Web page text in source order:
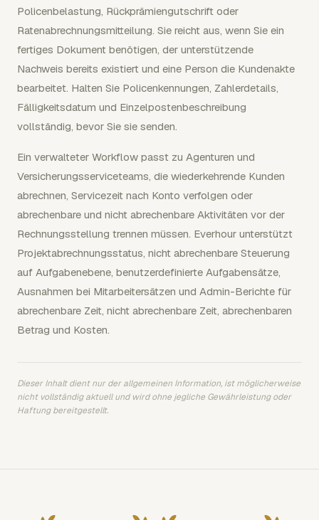
Policenbelastung, Rückprämiengutschrift oder
Ratenabrechnungsmitteilung. Sie reicht aus, wenn Sie ein
fertiges Dokument benötigen, der unterstützende
Nachweis bereits existiert und eine Person die Kundenakte
bearbeitet. Halten Sie Policenkennungen, Zahlerdetails,
Fälligkeitsdatum und Einzelpostenbeschreibung
vollständig, bevor Sie sie senden.
Ein verwalteter Workflow passt zu Agenturen und
Versicherungsserviceteams, die wiederkehrende Kunden
abrechnen, Servicezeit nach Konto verfolgen oder
abrechenbare und nicht abrechenbare Aktivitäten vor der
Rechnungsstellung trennen müssen. Everhour unterstützt
Projektabrechnungsstatus, nicht abrechenbare Steuerung
auf Aufgabenebene, benutzerdefinierte Aufgabensätze,
Ausnahmen bei Mitarbeitersätzen und Admin-Berichte für
abrechenbare Zeit, nicht abrechenbare Zeit, abrechenbaren
Betrag und Kosten.
Dieser Inhalt dient nur der allgemeinen Information, ist möglicherweise
nicht vollständig aktuell und wird ohne jegliche Gewährleistung oder
Haftung bereitgestellt.